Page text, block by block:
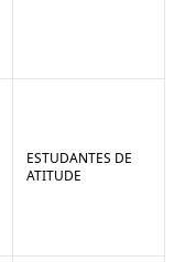
ESTUDANTES DE
ATITUDE